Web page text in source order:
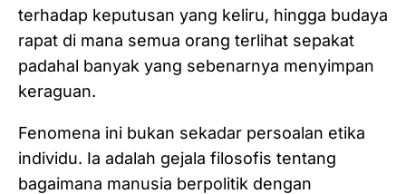
terhadap keputusan yang keliru, hingga budaya
rapat di mana semua orang terlihat sepakat
padahal banyak yang sebenarnya menyimpan
keraguan.
Fenomena ini bukan sekadar persoalan etika
individu. Ia adalah gejala filosofis tentang
bagaimana manusia berpolitik dengan